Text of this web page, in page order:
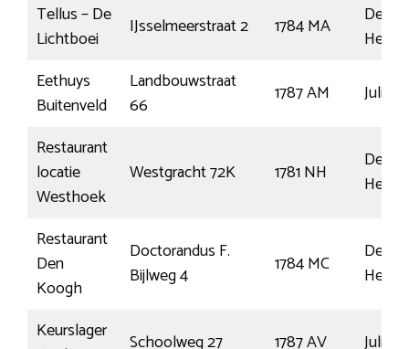
Tellus – De
Lichtboei
IJsselmeerstraat 2 1784 MA
Den
Helder
Eethuys
Buitenveld
Landbouwstraat
66
1787 AM
Restaurant
locatie
Westhoek
Westgracht 72K 1781 NH
Den
Helder
Restaurant
Den
Koogh
Doctorandus F.
Bijlweg 4
1784 MC
Den
Helder
Keurslager
Schoolweg 27 1787 AV